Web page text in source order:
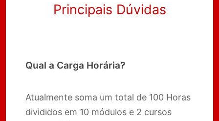
Principais Dúvidas
Qual a Carga Horária?
Atualmente soma um total de 100 Horas
divididos em 10 módulos e 2 cursos